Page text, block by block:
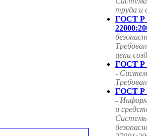
труда и
ГОСТ
цепи
ГОСТ Р
-
ГОСТ Р
-
и